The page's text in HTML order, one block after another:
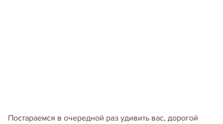
Постараемся в очередной раз удивить вас, дорогой